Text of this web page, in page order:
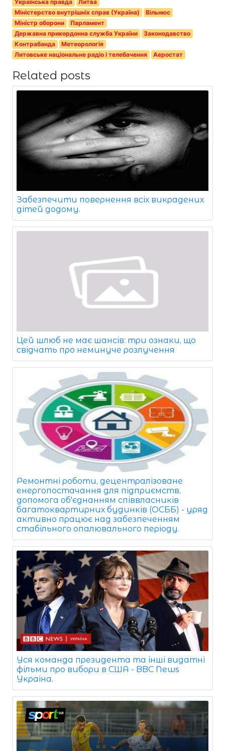
Українська правда
Литва
Міністерство внутрішніх справ (Україна)
Вільнюс
Міністр оборони
Парламент
Державна прикордонна служба України
Законодавство
Контрабанда
Метеорологія
Литовське національне радіо і телебачення
Аеростат
Related posts
Забезпечити повернення всіх викрадених
дітей додому.
Цей шлюб не має шансів: три ознаки, що
свідчать про неминуче розлучення
Ремонтні роботи, децентралізоване
енергопостачання для підприємств,
допомога об'єднанням співвласників
багатоквартирних будинків (ОСББ) - уряд
активно працює над забезпеченням
стабільного опалювального періоду.
Уся команда президента та інші видатні
фільми про вибори в США - BBC News
Україна.